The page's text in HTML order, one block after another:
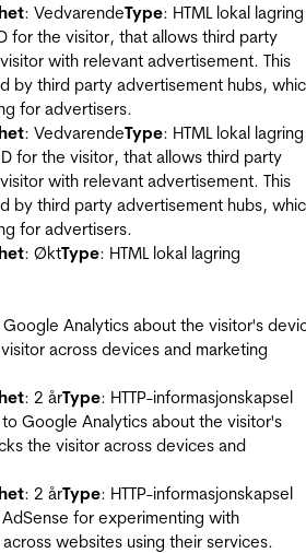
: VedvarendeType: HTML lokal lagring
for the visitor, that allows third party
with relevant advertisement. This
by third party advertisement hubs,
for advertisers.
: VedvarendeType: HTML lokal lagring
for the visitor, that allows third party
with relevant advertisement. This
by third party advertisement hubs,
for advertisers.
: ØktType: HTML lokal lagring
Analytics about the visitor's
across devices and marketing
: 2 årType: HTTP-informasjonskapsel
Google Analytics about the visitor's
the visitor across devices and
: 2 årType: HTTP-informasjonskapsel
for experimenting with
websites using their services.